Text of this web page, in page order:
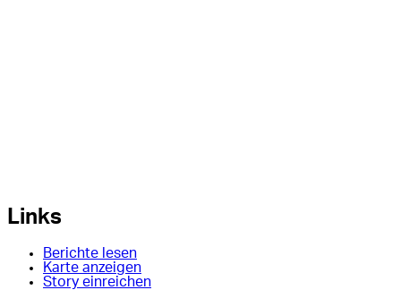
Links
Berichte lesen
Karte anzeigen
Story einreichen